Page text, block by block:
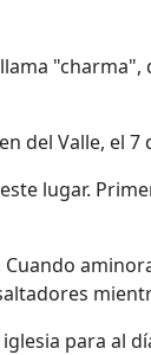
del Valle, el 7
lugar.
para al